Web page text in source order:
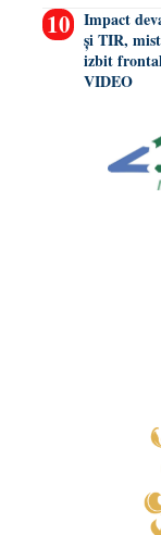
Impact
și TIR,
izbit
VIDEO